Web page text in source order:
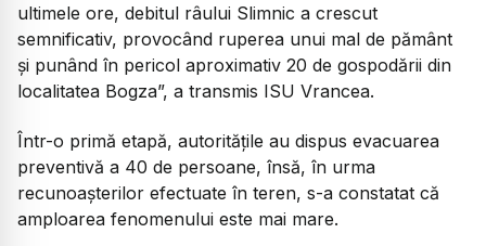
ultimele ore, debitul râului Slimnic a crescut
semnificativ, provocând ruperea unui mal de pământ
și punând în pericol aproximativ 20 de gospodării din
localitatea Bogza”, a transmis ISU Vrancea.
Într-o primă etapă, autoritățile au dispus evacuarea
preventivă a 40 de persoane, însă, în urma
recunoașterilor efectuate în teren, s-a constatat că
amploarea fenomenului este mai mare.